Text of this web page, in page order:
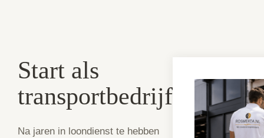
Start als
transportbedrijf
Na jaren in loondienst te hebben